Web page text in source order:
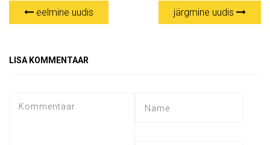
eelmine uudis järgmine uudis
LISA KOMMENTAAR